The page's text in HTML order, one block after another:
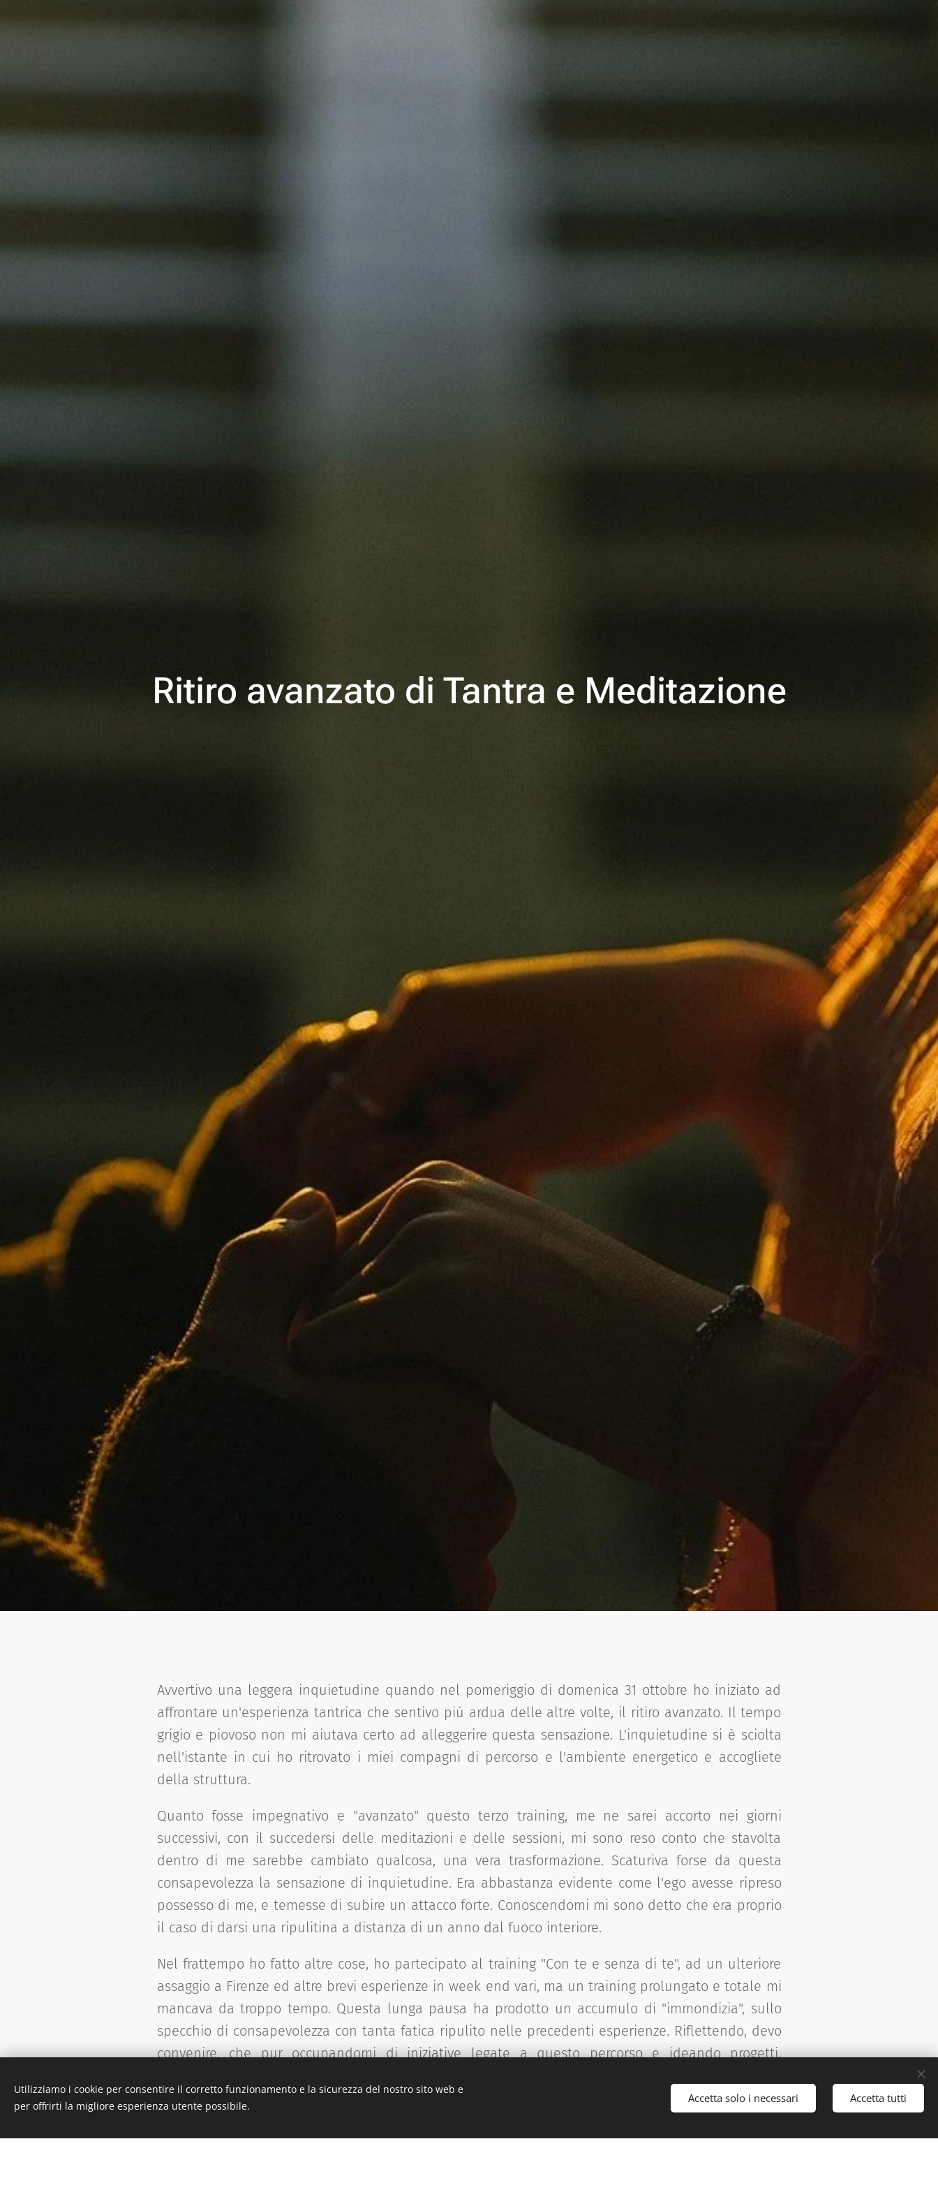
Ritiro avanzato di Tantra e Meditazione
Avvertivo una leggera inquietudine quando nel pomeriggio di domenica 31 ottobre ho iniziato ad
affrontare un'esperienza tantrica che sentivo più ardua delle altre volte, il ritiro avanzato. Il tempo
grigio e piovoso non mi aiutava certo ad alleggerire questa sensazione. L'inquietudine si è sciolta
nell'istante in cui ho ritrovato i miei compagni di percorso e l'ambiente energetico e accogliete
della struttura.
Quanto fosse impegnativo e "avanzato" questo terzo training, me ne sarei accorto nei giorni
successivi, con il succedersi delle meditazioni e delle sessioni, mi sono reso conto che stavolta
dentro di me sarebbe cambiato qualcosa, una vera trasformazione. Scaturiva forse da questa
consapevolezza la sensazione di inquietudine. Era abbastanza evidente come l'ego avesse ripreso
possesso di me, e temesse di subire un attacco forte. Conoscendomi mi sono detto che era proprio
il caso di darsi una ripulitina a distanza di un anno dal fuoco interiore.
Nel frattempo ho fatto altre cose, ho partecipato al training "Con te e senza di te", ad un ulteriore
assaggio a Firenze ed altre brevi esperienze in week end vari, ma un training prolungato e totale mi
mancava da troppo tempo. Questa lunga pausa ha prodotto un accumulo di "immondizia", sullo
specchio di consapevolezza con tanta fatica ripulito nelle precedenti esperienze. Riflettendo, devo
convenire, che pur occupandomi di iniziative legate a questo percorso e ideando progetti,
sul progettare trascurandomi, ancora una volta tutta l'attenzione era rivolta all'esterno
cui al momento di ritornare a lavorare dentro di me, ho avuto paura o meglio l'ego mi ha trasmesso
Utilizziamo i cookie per consentire il corretto funzionamento e la sicurezza del nostro sito web e
per offrirti la migliore esperienza utente possibile.
Accetta solo i necessari Accetta tutti